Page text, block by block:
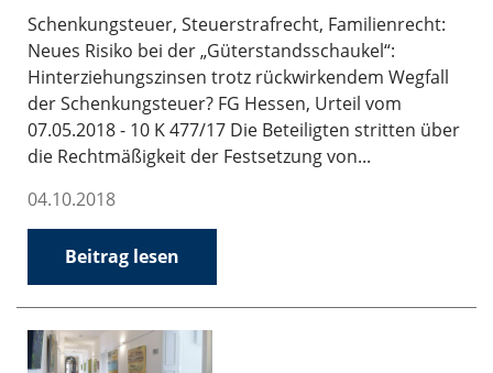
Schenkungsteuer, Steuerstrafrecht, Familienrecht:
Neues Risiko bei der „Güterstandsschaukel“:
Hinterziehungszinsen trotz rückwirkendem Wegfall
der Schenkungsteuer? FG Hessen, Urteil vom
07.05.2018 - 10 K 477/17 Die Beteiligten stritten über
die Rechtmäßigkeit der Festsetzung von...
04.10.2018
Beitrag lesen